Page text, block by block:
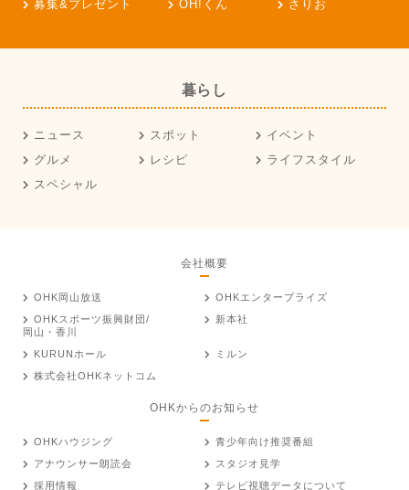
募集&プレゼント
OH!くん さりお
暮らし
ニュース スポット
イベント
グルメ
レシピ
ライフスタイル
スペシャル
会社概要
OHK岡山放送
OHKエンタープライズ
OHKスポーツ振興財団/
岡山・香川
新本社
KURUNホール
ミルン
株式会社OHKネットコム
OHKからのお知らせ
OHKハウジング
青少年向け推奨番組
アナウンサー朗読会
スタジオ見学
採用情報
テレビ視聴データについて